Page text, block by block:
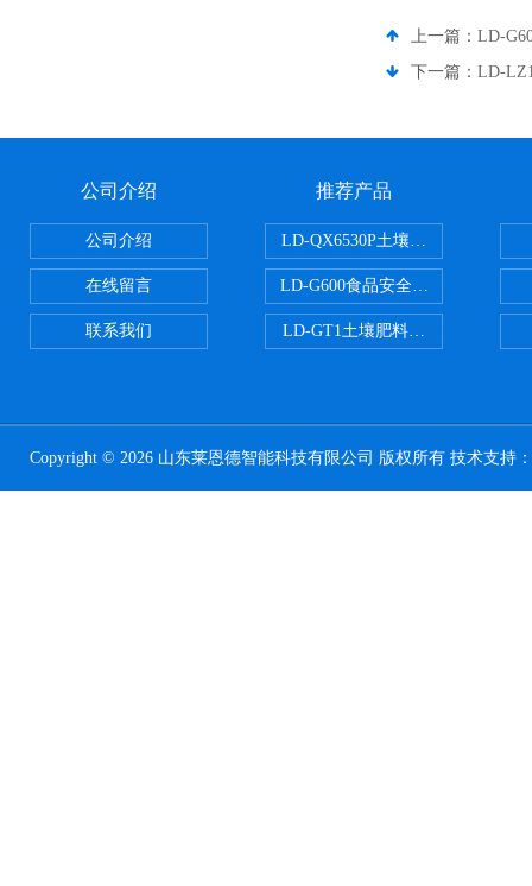
上一篇： LD-
下一篇： LD-
公司介绍
公司介绍
在线留言
联系我们
推荐产品
LD-QX6530P土壤氧化还原电位检
LD-G600食品安全检测仪
LD-GT1土壤肥料养分检测仪
Copyright © 2026 山东莱恩德智能科技有限公司 版权所有 技术支持：